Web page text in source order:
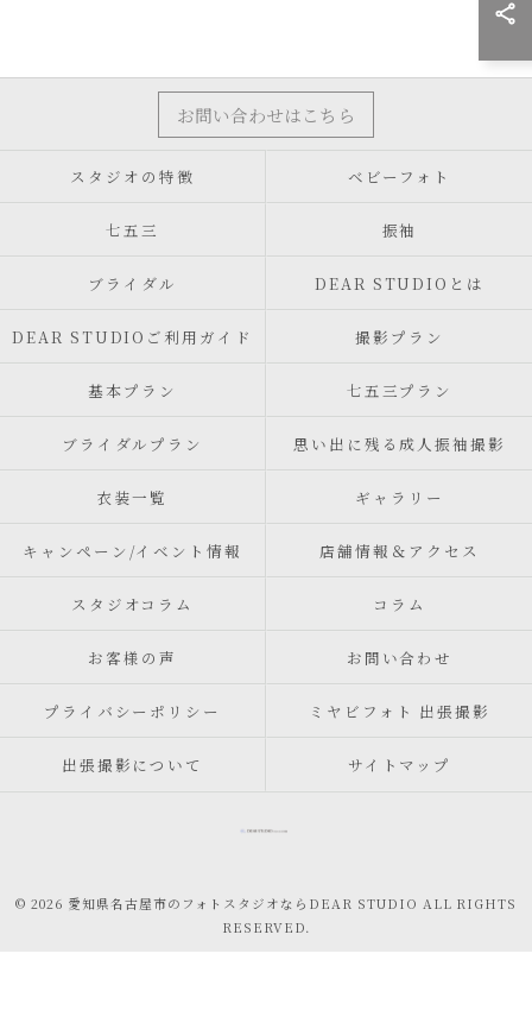
お問い合わせはこちら
スタジオの特徴 ベビーフォト
七五三 振袖
ブライダル DEAR STUDIOとは
DEAR STUDIOご利用ガイド 撮影プラン
基本プラン 七五三プラン
ブライダルプラン 思い出に残る成人振袖撮影
衣装一覧 ギャラリー
キャンペーン/イベント情報 店舗情報＆アクセス
スタジオコラム コラム
お客様の声 お問い合わせ
プライバシーポリシー ミヤビフォト 出張撮影
出張撮影について サイトマップ
© 2026 愛知県名古屋市のフォトスタジオならDEAR STUDIO ALL RIGHTS
RESERVED.